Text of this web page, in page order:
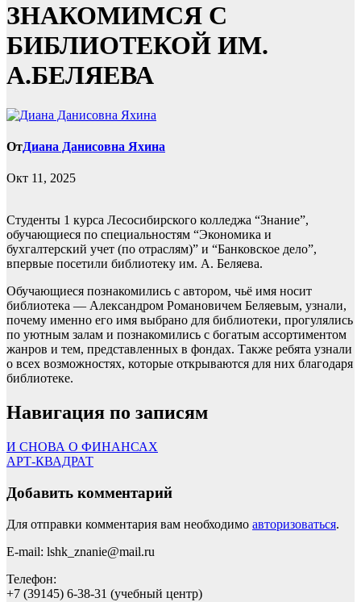
ЗНАКОМИМСЯ С
БИБЛИОТЕКОЙ ИМ.
А.БЕЛЯЕВА
ОтДиана Данисовна Яхина
Окт 11, 2025
Студенты 1 курса Лесосибирского колледжа “Знание”,
обучающиеся по специальностям “Экономика и
бухгалтерский учет (по отраслям)” и “Банковское дело”,
впервые посетили библиотеку им. А. Беляева.
Обучающиеся познакомились с автором, чьё имя носит
библиотека — Александром Романовичем Беляевым, узнали,
почему именно его имя выбрано для библиотеки, прогулялись
по уютным залам и познакомились с богатым ассортиментом
жанров и тем, представленных в фондах. Также ребята узнали
о всех возможностях, которые открываются для них благодаря
библиотеке.
Навигация по записям
И СНОВА О ФИНАНСАХ
АРТ-КВАДРАТ
Добавить комментарий
Для отправки комментария вам необходимо авторизоваться.
E-mail: lshk_znanie@mail.ru
Телефон:
+7 (39145) 6-38-31 (учебный центр)